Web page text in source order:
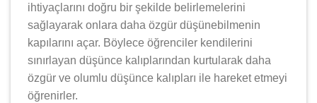
ihtiyaçlarını doğru bir şekilde belirlemelerini
sağlayarak onlara daha özgür düşünebilmenin
kapılarını açar. Böylece öğrenciler kendilerini
sınırlayan düşünce kalıplarından kurtularak daha
özgür ve olumlu düşünce kalıpları ile hareket etmeyi
öğrenirler.